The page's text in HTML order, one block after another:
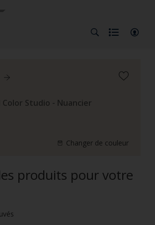
Color Studio - Nuancier
Changer de couleur
produits pour votre